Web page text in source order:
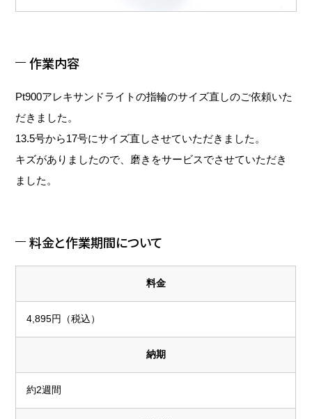
作業内容
Pt900アレキサンドライトの指輪のサイズ直しのご依頼いた
だきました。
13.5号から17号にサイズ直しさせていただきました。
キズがありましたので、磨きをサービスでさせていただき
ました。
料金と作業期間について
料金
4,895円（税込）
納期
約2週間